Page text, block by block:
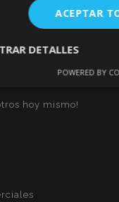
y proveedor al
de automóvil, tales
fundas para
marcos, etc.
dropshipping o deseas
hoy mismo!
ACEPTAR
DETALLES
POWERED BY